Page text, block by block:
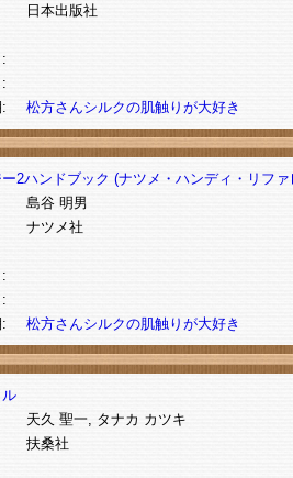
日本出版社
松方さんシルクの肌触りが大好き
2ハンドブック (ナツメ・ハンディ・リファ
島谷 明男
ナツメ社
松方さんシルクの肌触りが大好き
天久 聖一, タナカ カツキ
扶桑社